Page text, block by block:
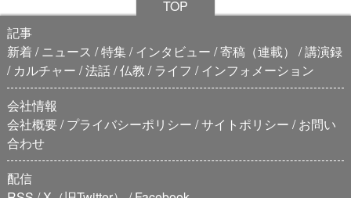
TOP
記事
新着
ニュース 特集 インタビュー 寄稿（連載）
講演録
カルチャー 法話 仏教 ライフ
インフォメーション
会社情報
会社概要 プライバシーポリシー サイトポリシー
お問い
合わせ
配信